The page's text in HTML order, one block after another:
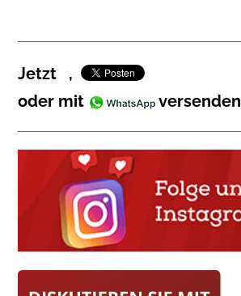
Jetzt
,
oder mit